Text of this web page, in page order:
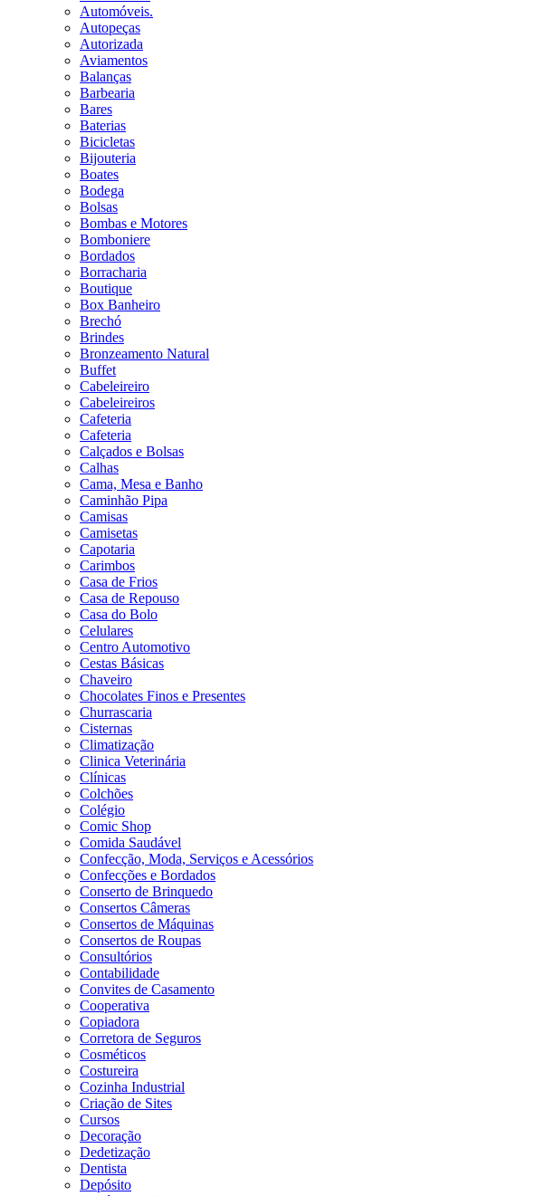
Automóveis.
Autopeças
Autorizada
Aviamentos
Balanças
Barbearia
Bares
Baterias
Bicicletas
Bijouteria
Boates
Bodega
Bolsas
Bombas e Motores
Bomboniere
Bordados
Borracharia
Boutique
Box Banheiro
Brechó
Brindes
Bronzeamento Natural
Buffet
Cabeleireiro
Cabeleireiros
Cafeteria
Cafeteria
Calçados e Bolsas
Calhas
Cama, Mesa e Banho
Caminhão Pipa
Camisas
Camisetas
Capotaria
Carimbos
Casa de Frios
Casa de Repouso
Casa do Bolo
Celulares
Centro Automotivo
Cestas Básicas
Chaveiro
Chocolates Finos e Presentes
Churrascaria
Cisternas
Climatização
Clinica Veterinária
Clínicas
Colchões
Colégio
Comic Shop
Comida Saudável
Confecção, Moda, Serviços e Acessórios
Confecções e Bordados
Conserto de Brinquedo
Consertos Câmeras
Consertos de Máquinas
Consertos de Roupas
Consultórios
Contabilidade
Convites de Casamento
Cooperativa
Copiadora
Corretora de Seguros
Cosméticos
Costureira
Cozinha Industrial
Criação de Sites
Cursos
Decoração
Dedetização
Dentista
Depósito